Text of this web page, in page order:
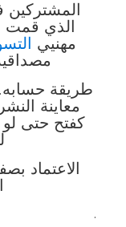
المشتركين
الذي قمت
مهنيي
طريقة حسابه.
معاينة
كفتح حتى
الاعتماد
.